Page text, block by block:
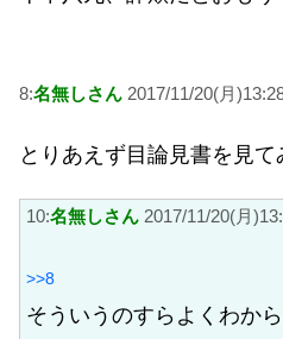
8:名無しさん 2017/11/20(月
とりあえず目論見書を見て
10:名無しさん 2017/11/20(月
>>8
そういうのすらよくわか